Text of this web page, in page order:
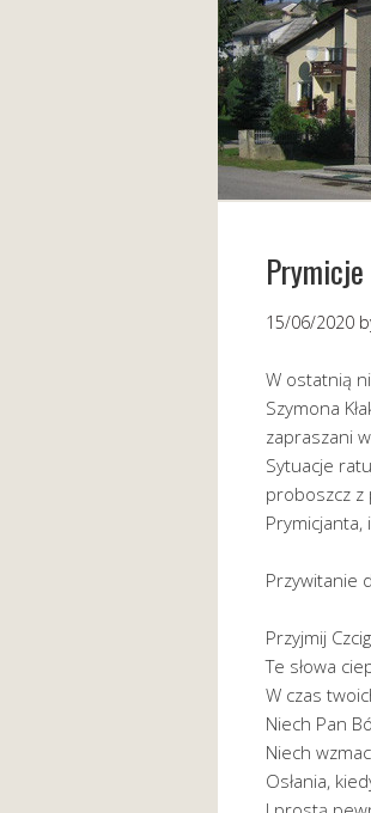
Prymicje
15/06/2020
W ostatnią
Szymona
zapraszani
Sytuacje
proboszcz z
Prymicjanta,
Przywitanie
Przyjmij
Te słowa
W czas
Niech Pan
Niech
Osłania,